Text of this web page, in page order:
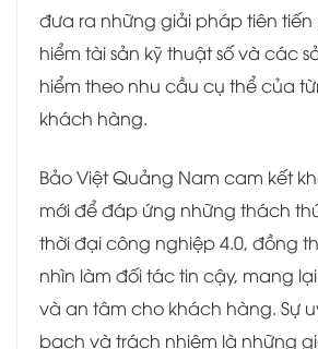
đưa ra những giải pháp tiên
hiểm tài sản kỹ thuật số và các
hiểm theo nhu cầu cụ thể của
khách hàng.
Bảo Việt Quảng Nam cam kết
mới để đáp ứng những thách
thời đại công nghiệp 4.0, đồng
nhìn làm đối tác tin cậy, mang
và an tâm cho khách hàng. Sự
bạch và trách nhiệm là những